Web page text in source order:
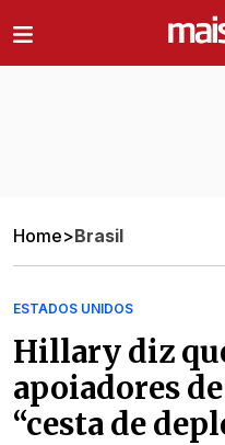
Home>Brasil
ESTADOS UNIDOS
Hillary diz
apoiadores
“cesta de